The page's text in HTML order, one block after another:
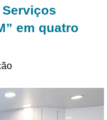
em quatro